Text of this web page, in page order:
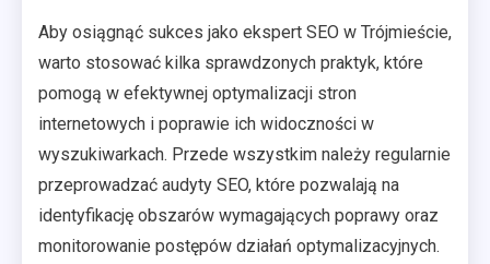
Aby osiągnąć sukces jako ekspert SEO w Trójmieście,
warto stosować kilka sprawdzonych praktyk, które
pomogą w efektywnej optymalizacji stron
internetowych i poprawie ich widoczności w
wyszukiwarkach. Przede wszystkim należy regularnie
przeprowadzać audyty SEO, które pozwalają na
identyfikację obszarów wymagających poprawy oraz
monitorowanie postępów działań optymalizacyjnych.